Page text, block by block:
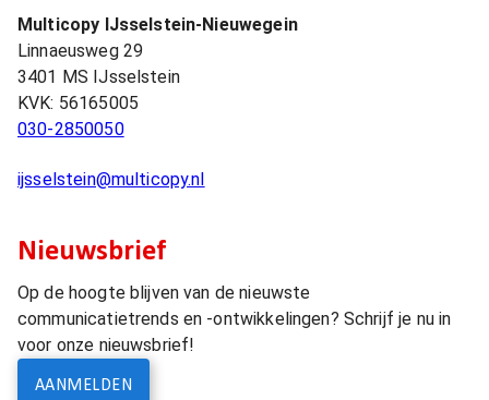
Multicopy IJsselstein-Nieuwegein
Linnaeusweg 29
3401 MS IJsselstein
KVK: 56165005
030-2850050
ijsselstein@multicopy.nl
Nieuwsbrief
Op de hoogte blijven van de nieuwste
communicatietrends en -ontwikkelingen? Schrijf je nu in
voor onze nieuwsbrief!
AANMELDEN